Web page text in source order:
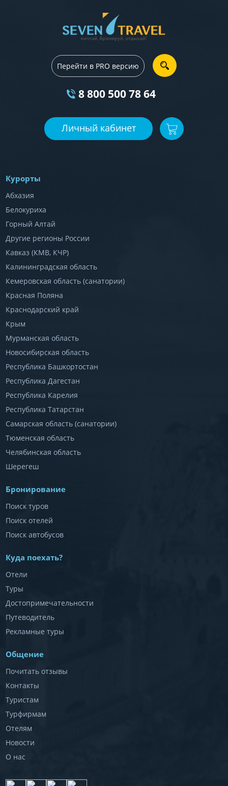
Перейти в PRO версию
8 800 500 78 64
Личный кабинет
Курорты
Абхазия
Белокуриха
Горный Алтай
Другие регионы России
Кавказ (КМВ, КЧР)
Калининградская область
Кемеровская область (санатории)
Красная Поляна
Краснодарский край
Крым
Мурманская область
Новосибирская область
Республика Башкортостан
Республика Дагестан
Республика Карелия
Республика Татарстан
Самарская область (санатории)
Тюменская область
Челябинская область
Шерегеш
Бронирование
Поиск туров
Поиск отелей
Поиск автобусов
Куда поехать?
Отели
Туры
Достопримечательности
Путеводитель
Рекламные туры
Общение
Почитать отзывы
Контакты
Туристам
Турфирмам
Отелям
Новости
О нас